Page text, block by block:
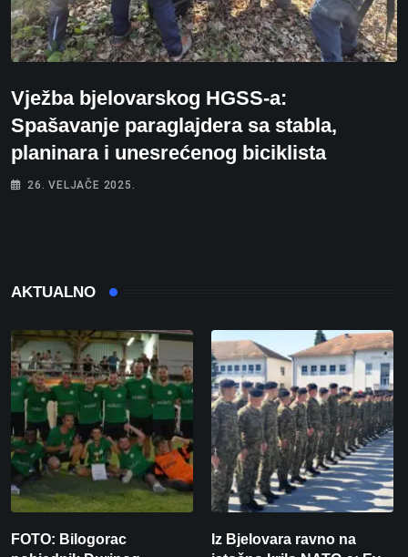
Vježba bjelovarskog HGSS-a:
Spašavanje paraglajdera sa stabla,
planinara i unesrećenog biciklista
26. VELJAČE 2025.
AKTUALNO
FOTO: Bilogorac
Iz Bjelovara ravno na